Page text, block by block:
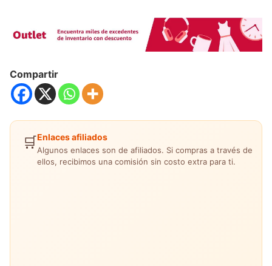
Compartir
🛒Enlaces afiliados
Algunos enlaces son de afiliados. Si compras a través de
ellos, recibimos una comisión sin costo extra para ti.